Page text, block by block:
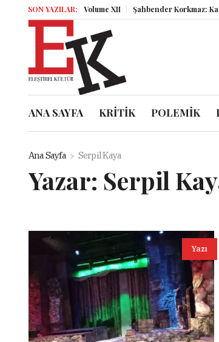
SON YAZILAR:
Miz Volume XII Şahbender Korkmaz:
ANA SAYFA KRİTİK POLEMİK
Ana Sayfa Serpil Kaya
Yazar: Serpil
Yazı